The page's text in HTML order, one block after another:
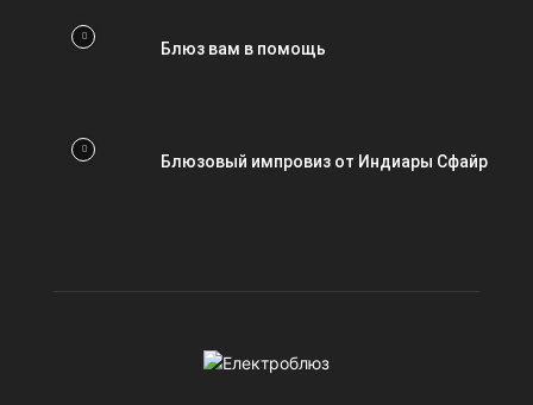
Блюз вам в помощь
Блюзовый импровиз от Индиары Сфайр